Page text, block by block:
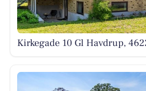
Kirkegade 10 Gl Havdrup,